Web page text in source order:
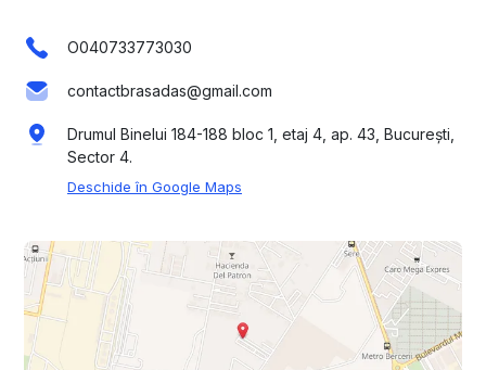
O040733773030
contactbrasadas@gmail.com
Drumul Binelui 184-188 bloc 1, etaj 4, ap. 43, București,
Sector 4.
Deschide în Google Maps